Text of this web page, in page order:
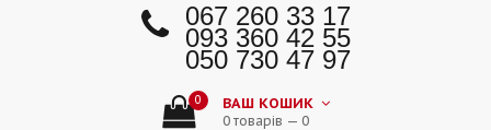
067 260 33 17
093 360 42 55
050 730 47 97
0 ВАШ КОШИК
0 товарів — 0